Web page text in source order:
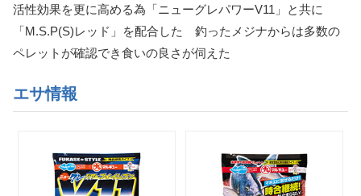
活性効果を更に高める為「ニューグレパワーV11」と共に
「M.S.P(S)レッド」を配合した 釣ったメジナからは多数の
ペレットが確認でき食いの良さが伺えた
エサ情報